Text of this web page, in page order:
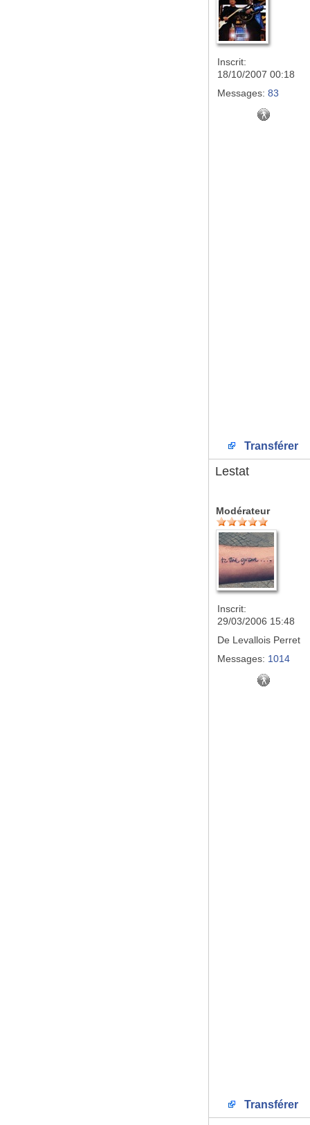
Inscrit:
18/10/2007 00:18
Messages: 83
Transférer
Lestat
Modérateur
Inscrit:
29/03/2006 15:48
De Levallois Perret
Messages: 1014
Transférer